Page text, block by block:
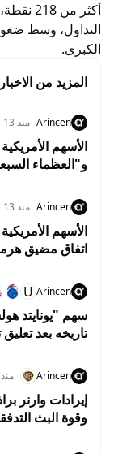
التداول، وسط
الكبرى.
المزيد من الاخبار
Arincen منذ 13 ساعة
و"العظماء
Arincen منذ 13 ساعة
الأسهم
اتفاق مضيق
Arincen
U
سهم "يونايتد
تاريخه بعد تعليق
Arincen منذ 14 ساعة
إيرادات وارنر
وقوة البث